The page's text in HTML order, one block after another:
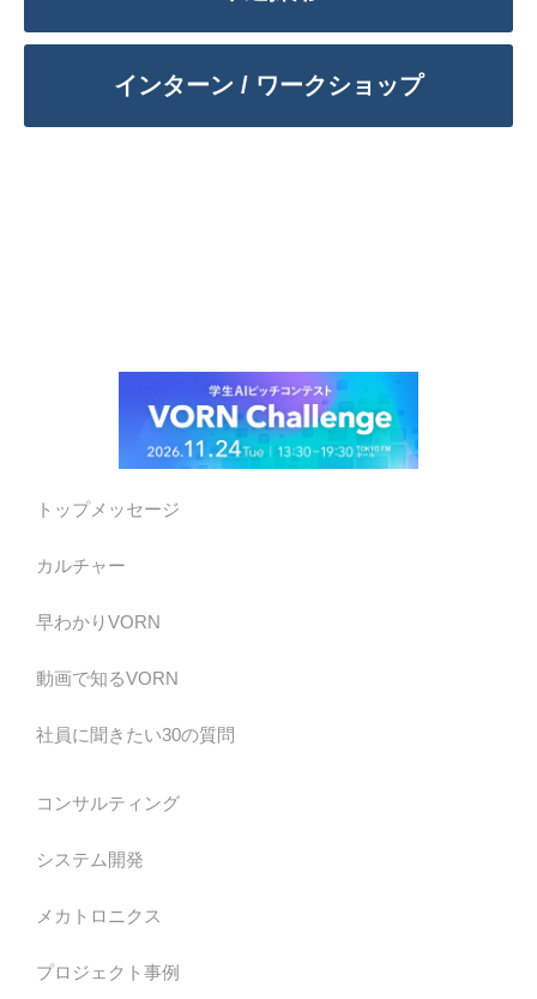
インターン / ワークショップ
トップメッセージ
カルチャー
早わかりVORN
動画で知るVORN
社員に聞きたい30の質問
コンサルティング
システム開発
メカトロニクス
プロジェクト事例